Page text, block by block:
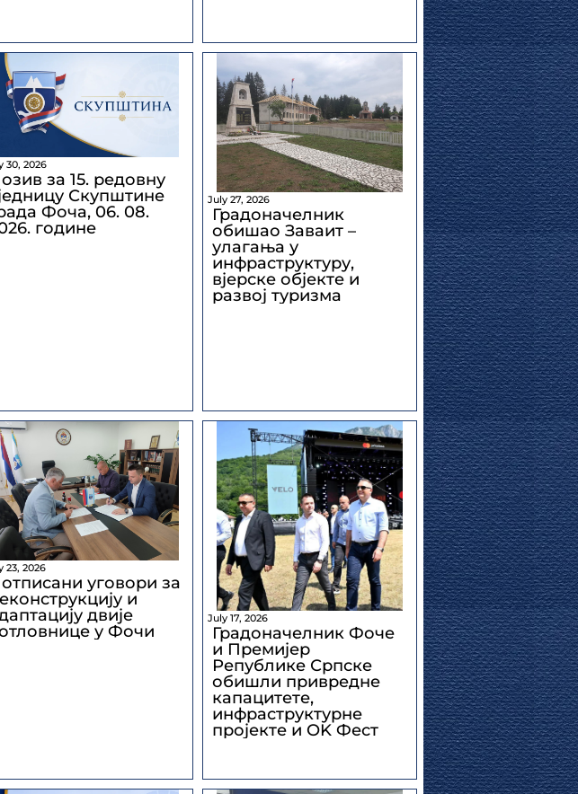
30, 2026
за 15. редовну
Скупштине
Фоча, 06. 08.
године
July 27, 2026
Градоначелник
обишао Заваит –
улагања у
инфраструктуру,
вјерске објекте и
развој туризма
23, 2026
уговори за
и
двије
у Фочи
July 17, 2026
Градоначелник Фоче
и Премијер
Републике Српске
обишли привредне
капацитете,
инфраструктурне
пројекте и OK Фест